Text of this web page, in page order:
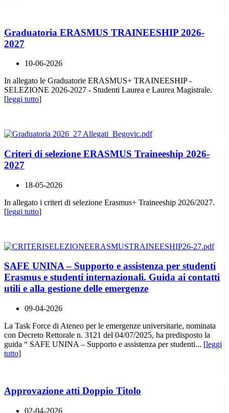
Graduatoria ERASMUS TRAINEESHIP 2026-
2027
10-06-2026
In allegato le Graduatorie ERASMUS+ TRAINEESHIP -
SELEZIONE 2026-2027 - Studenti Laurea e Laurea Magistrale.
[leggi tutto]
Criteri di selezione ERASMUS Traineeship 2026-
2027
18-05-2026
In allegato i criteri di selezione Erasmus+ Traineeship 2026/2027.
[leggi tutto]
SAFE UNINA – Supporto e assistenza per studenti
Erasmus e studenti internazionali. Guida ai contatti
utili e alla gestione delle emergenze
09-04-2026
La Task Force di Ateneo per le emergenze universitarie, nominata
con Decreto Rettorale n. 3121 del 04/07/2025, ha predisposto la
guida “ SAFE UNINA – Supporto e assistenza per studenti... [leggi
tutto]
Approvazione atti Doppio Titolo
02-04-2026